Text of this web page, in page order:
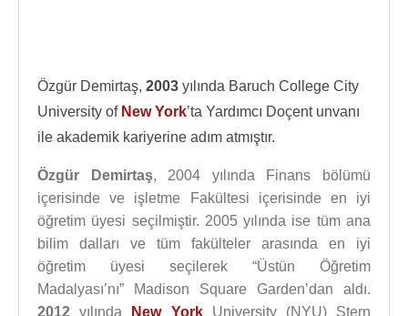
Özgür Demirtaş, 2003 yılında Baruch College City
University of New York’ta Yardımcı Doçent unvanı
ile akademik kariyerine adım atmıştır.
Özgür Demirtaş, 2004 yılında Finans bölümü
içerisinde ve işletme Fakültesi içerisinde en iyi
öğretim üyesi seçilmiştir. 2005 yılında ise tüm ana
bilim dalları ve tüm fakülteler arasında en iyi
öğretim üyesi seçilerek “Üstün Öğretim
Madalyası’nı” Madison Square Garden’dan aldı.
2012 yılında New YorkUniversity (NYU) Stern